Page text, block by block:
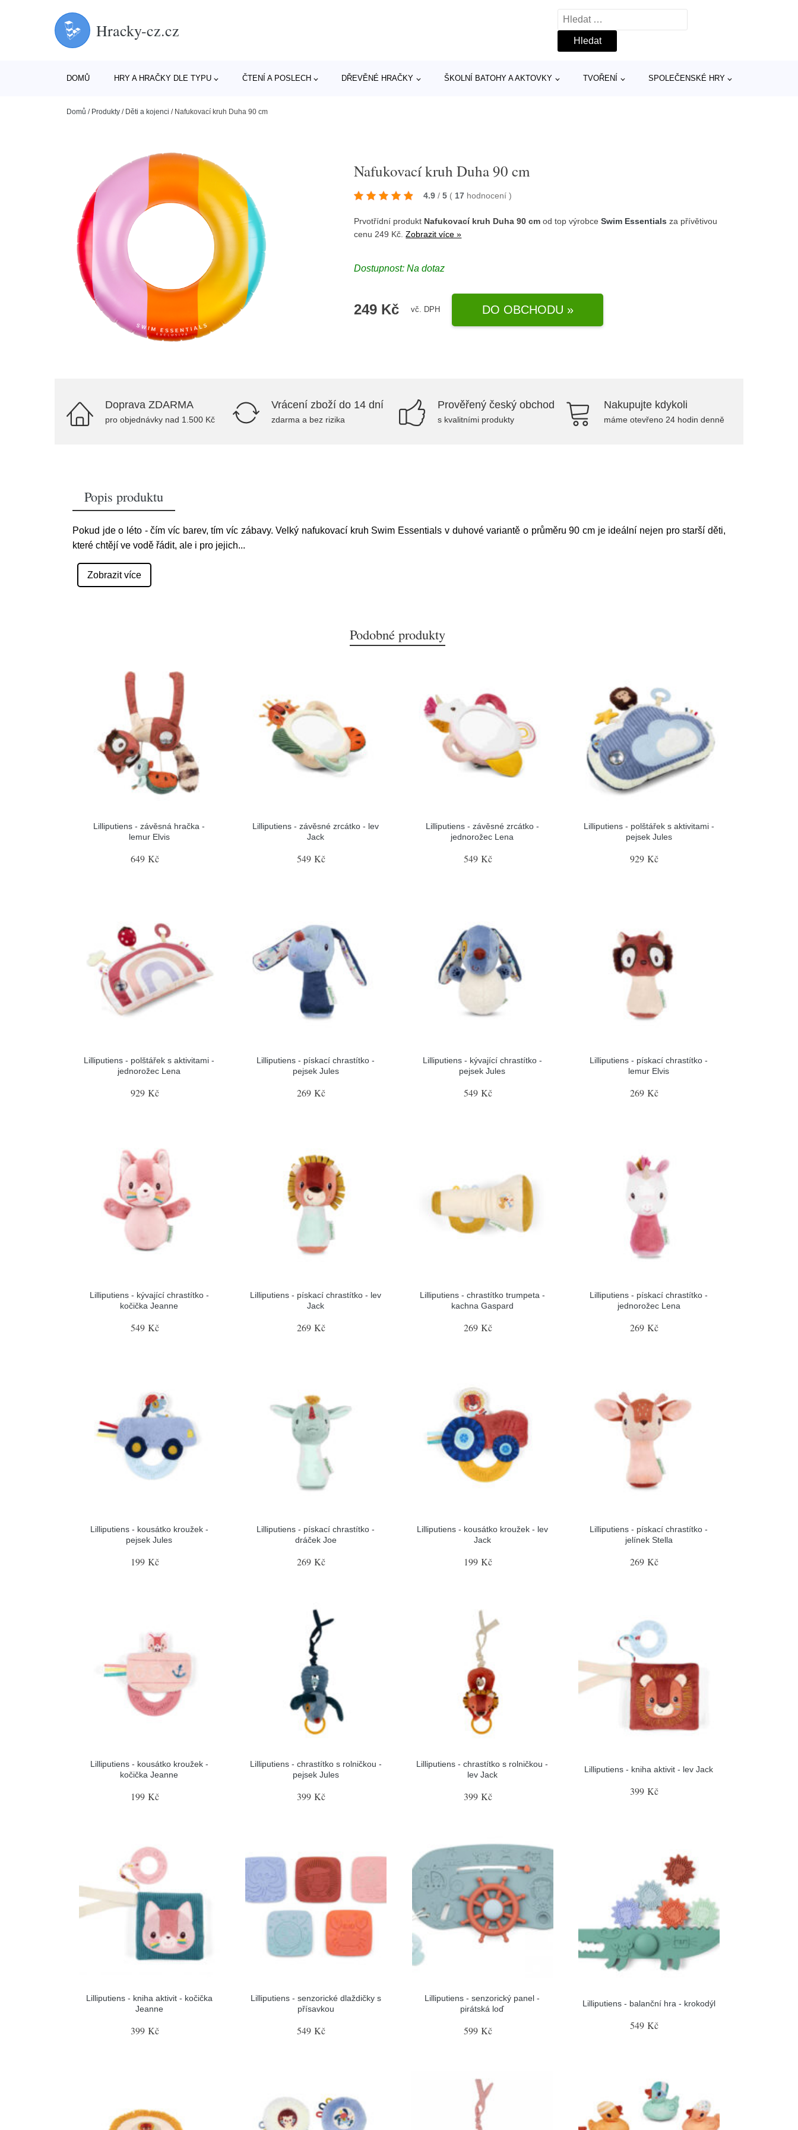
Hracky-cz.cz
Vyhledávání
DOMŮ HRY A HRAČKY DLE TYPU ČTENÍ A POSLECH DŘEVĚNÉ HRAČKY ŠKOLNÍ BATOHY A AKTOVKY TVOŘENÍ SPOLEČENSKÉ HRY
Domů / Produkty / Děti a kojenci / Nafukovací kruh Duha 90 cm
Nafukovací kruh Duha 90 cm
4.9 / 5 ( 17 hodnocení)
Prvotřídní produkt Nafukovací kruh Duha 90 cm od top výrobceSwim Essentials za přívětivou
cenu 249 Kč.Zobrazit více »
Dostupnost: Na dotaz
249 Kč vč. DPH DO OBCHODU »
Doprava ZDARMA
pro objednávky nad 1.500 Kč
Vrácení zboží do 14 dní
zdarma a bez rizika
Prověřený český obchod
s kvalitními produkty
Nakupujte kdykoli
máme otevřeno 24 hodin denně
Popis produktu
Pokud jde o léto - čím víc barev, tím víc zábavy. Velký nafukovací kruh Swim Essentials v duhové variantě o průměru 90 cm je ideální nejen pro starší děti,
které chtějí ve vodě řádit, ale i pro jejich...
Zobrazit více
Podobné produkty
Lilliputiens - závěsná hračka -
lemur Elvis
649 Kč
Lilliputiens - závěsné zrcátko - lev
Jack
549 Kč
Lilliputiens - závěsné zrcátko -
jednorožec Lena
549 Kč
Lilliputiens - polštářek s aktivitami -
pejsek Jules
929 Kč
Lilliputiens - polštářek s aktivitami -
jednorožec Lena
929 Kč
Lilliputiens - pískací chrastítko -
pejsek Jules
269 Kč
Lilliputiens - kývající chrastítko -
pejsek Jules
549 Kč
Lilliputiens - pískací chrastítko -
lemur Elvis
269 Kč
Lilliputiens - kývající chrastítko -
kočička Jeanne
549 Kč
Lilliputiens - pískací chrastítko - lev
Jack
269 Kč
Lilliputiens - chrastítko trumpeta -
kachna Gaspard
269 Kč
Lilliputiens - pískací chrastítko -
jednorožec Lena
269 Kč
Lilliputiens - kousátko kroužek -
pejsek Jules
199 Kč
Lilliputiens - pískací chrastítko -
dráček Joe
269 Kč
Lilliputiens - kousátko kroužek - lev
Jack
199 Kč
Lilliputiens - pískací chrastítko -
jelínek Stella
269 Kč
Lilliputiens - kousátko kroužek -
kočička Jeanne
199 Kč
Lilliputiens - chrastítko s rolničkou -
pejsek Jules
399 Kč
Lilliputiens - chrastítko s rolničkou -
lev Jack
399 Kč
Lilliputiens - kniha aktivit - lev Jack
399 Kč
Lilliputiens - kniha aktivit - kočička
Jeanne
399 Kč
Lilliputiens - senzorické dlaždičky s
přísavkou
549 Kč
Lilliputiens - senzorický panel -
pirátská loď
599 Kč
Lilliputiens - balanční hra - krokodýl
549 Kč